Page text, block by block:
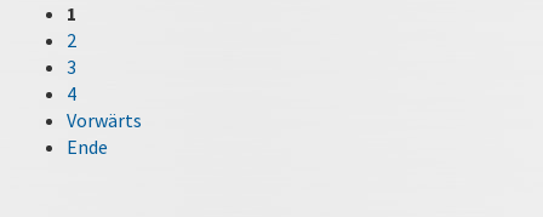
1
2
3
4
Vorwärts
Ende